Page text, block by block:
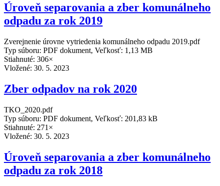
Úroveň separovania a zber komunálneho
odpadu za rok 2019
Zverejnenie úrovne vytriedenia komunálneho odpadu 2019.pdf
Typ súboru: PDF dokument, Veľkosť: 1,13 MB
Stiahnuté: 306×
Vložené: 30. 5. 2023
Zber odpadov na rok 2020
TKO_2020.pdf
Typ súboru: PDF dokument, Veľkosť: 201,83 kB
Stiahnuté: 271×
Vložené: 30. 5. 2023
Úroveň separovania a zber komunálneho
odpadu za rok 2018